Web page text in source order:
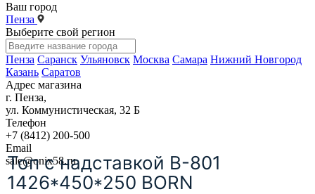
Ваш город
Пенза
Выберите свой регион
Пенза Саранск Ульяновск Москва Самара Нижний Новгород
Казань Саратов
Адрес магазина
г. Пенза,
ул. Коммунистическая, 32 Б
Телефон
+7 (8412) 200-500
Email
sale@onix58.ru
Топ с надставкой B-801
1426*450*250 BORN